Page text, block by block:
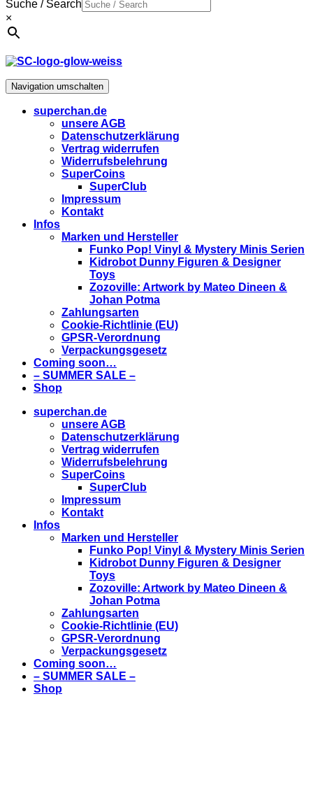
Suche / Search
×
Navigation umschalten
superchan.de
unsere AGB
Datenschutzerklärung
Vertrag widerrufen
Widerrufsbelehrung
SuperCoins
SuperClub
Impressum
Kontakt
Infos
Marken und Hersteller
Funko Pop! Vinyl & Mystery Minis Serien
Kidrobot Dunny Figuren & Designer
Toys
Zozoville: Artwork by Mateo Dineen &
Johan Potma
Zahlungsarten
Cookie-Richtlinie (EU)
GPSR-Verordnung
Verpackungsgesetz
Coming soon…
– SUMMER SALE –
Shop
superchan.de
unsere AGB
Datenschutzerklärung
Vertrag widerrufen
Widerrufsbelehrung
SuperCoins
SuperClub
Impressum
Kontakt
Infos
Marken und Hersteller
Funko Pop! Vinyl & Mystery Minis Serien
Kidrobot Dunny Figuren & Designer
Toys
Zozoville: Artwork by Mateo Dineen &
Johan Potma
Zahlungsarten
Cookie-Richtlinie (EU)
GPSR-Verordnung
Verpackungsgesetz
Coming soon…
– SUMMER SALE –
Shop